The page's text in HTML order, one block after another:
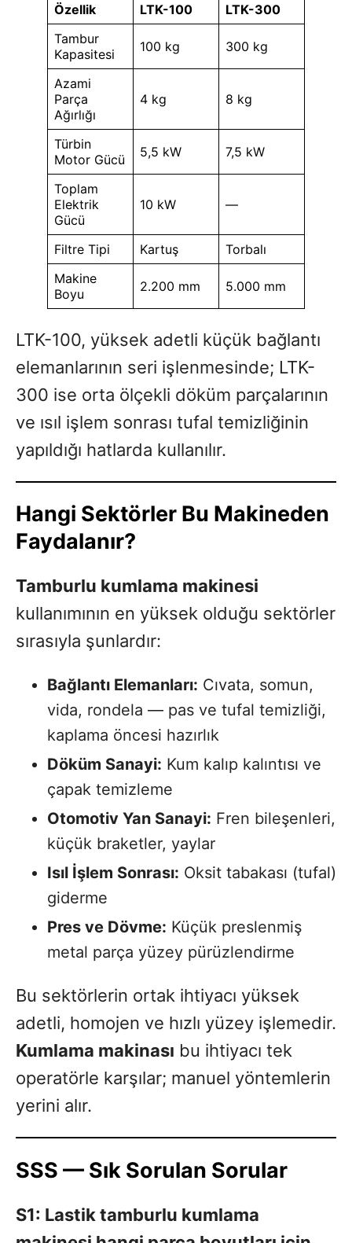
Özellik LTK-100
LTK-300
Tambur
Kapasitesi
100 kg 300 kg
Azami
Parça
Ağırlığı
4 kg 8 kg
Türbin
Motor Gücü
5,5 kW 7,5 kW
Toplam
Elektrik
Gücü
10 kW —
Filtre Tipi Kartuş
Torbalı
Makine
Boyu
2.200 mm 5.000 mm
LTK-100, yüksek adetli küçük bağlantı
elemanlarının seri işlenmesinde; LTK-
300 ise orta ölçekli döküm parçalarının
ve ısıl işlem sonrası tufal temizliğinin
yapıldığı hatlarda kullanılır.
Hangi Sektörler Bu Makineden
Faydalanır?
Tamburlu kumlama makinesi
kullanımının en yüksek olduğu sektörler
sırasıyla şunlardır:
Bağlantı Elemanları: Cıvata, somun,
vida, rondela — pas ve tufal temizliği,
kaplama öncesi hazırlık
Döküm Sanayi: Kum kalıp kalıntısı ve
çapak temizleme
Otomotiv Yan Sanayi: Fren bileşenleri,
küçük braketler, yaylar
Isıl İşlem Sonrası: Oksit tabakası (tufal)
giderme
Pres ve Dövme: Küçük preslenmiş
metal parça yüzey pürüzlendirme
Bu sektörlerin ortak ihtiyacı yüksek
adetli, homojen ve hızlı yüzey işlemedir.
Kumlama makinası bu ihtiyacı tek
operatörle karşılar; manuel yöntemlerin
yerini alır.
SSS — Sık Sorulan Sorular
S1: Lastik tamburlu kumlama